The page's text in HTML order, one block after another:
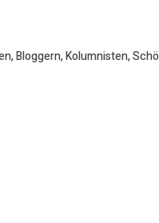
Bloggern, Kolumnisten,